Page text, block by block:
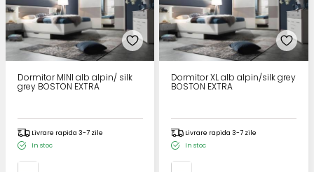
Dormitor MINI alb alpin/ silk
grey BOSTON EXTRA
Livrare rapida 3-7 zile
In stoc
Dormitor XL alb alpin/silk grey
BOSTON EXTRA
Livrare rapida 3-7 zile
In stoc